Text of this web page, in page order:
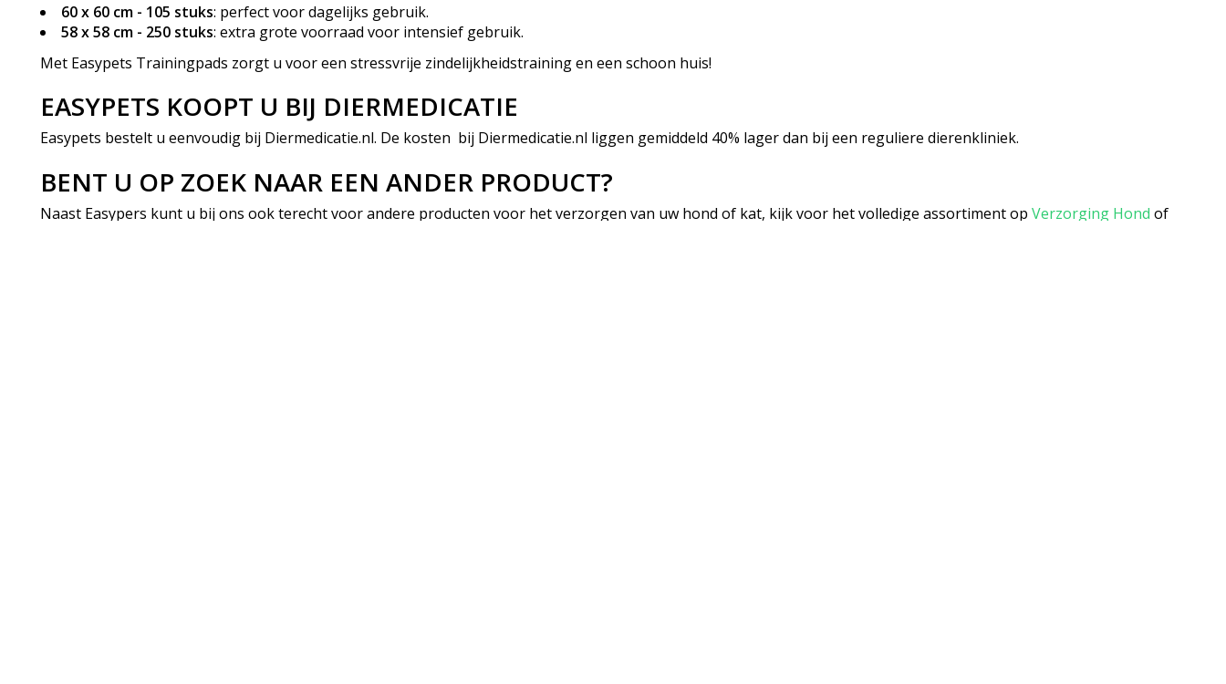
60 x 60 cm - 105 stuks: perfect voor dagelijks gebruik.
58 x 58 cm - 250 stuks: extra grote voorraad voor intensief gebruik.
Met Easypets Trainingpads zorgt u voor een stressvrije zindelijkheidstraining en een schoon huis!
EASYPETS KOOPT U BIJ DIERMEDICATIE
Easypets bestelt u eenvoudig bij Diermedicatie.nl. De kosten bij Diermedicatie.nl liggen gemiddeld 40% lager dan bij een reguliere dierenkliniek.
BENT U OP ZOEK NAAR EEN ANDER PRODUCT?
Naast Easypers kunt u bij ons ook terecht voor andere producten voor het verzorgen van uw hond of kat, kijk voor het volledige assortiment op Verzorging Hond of